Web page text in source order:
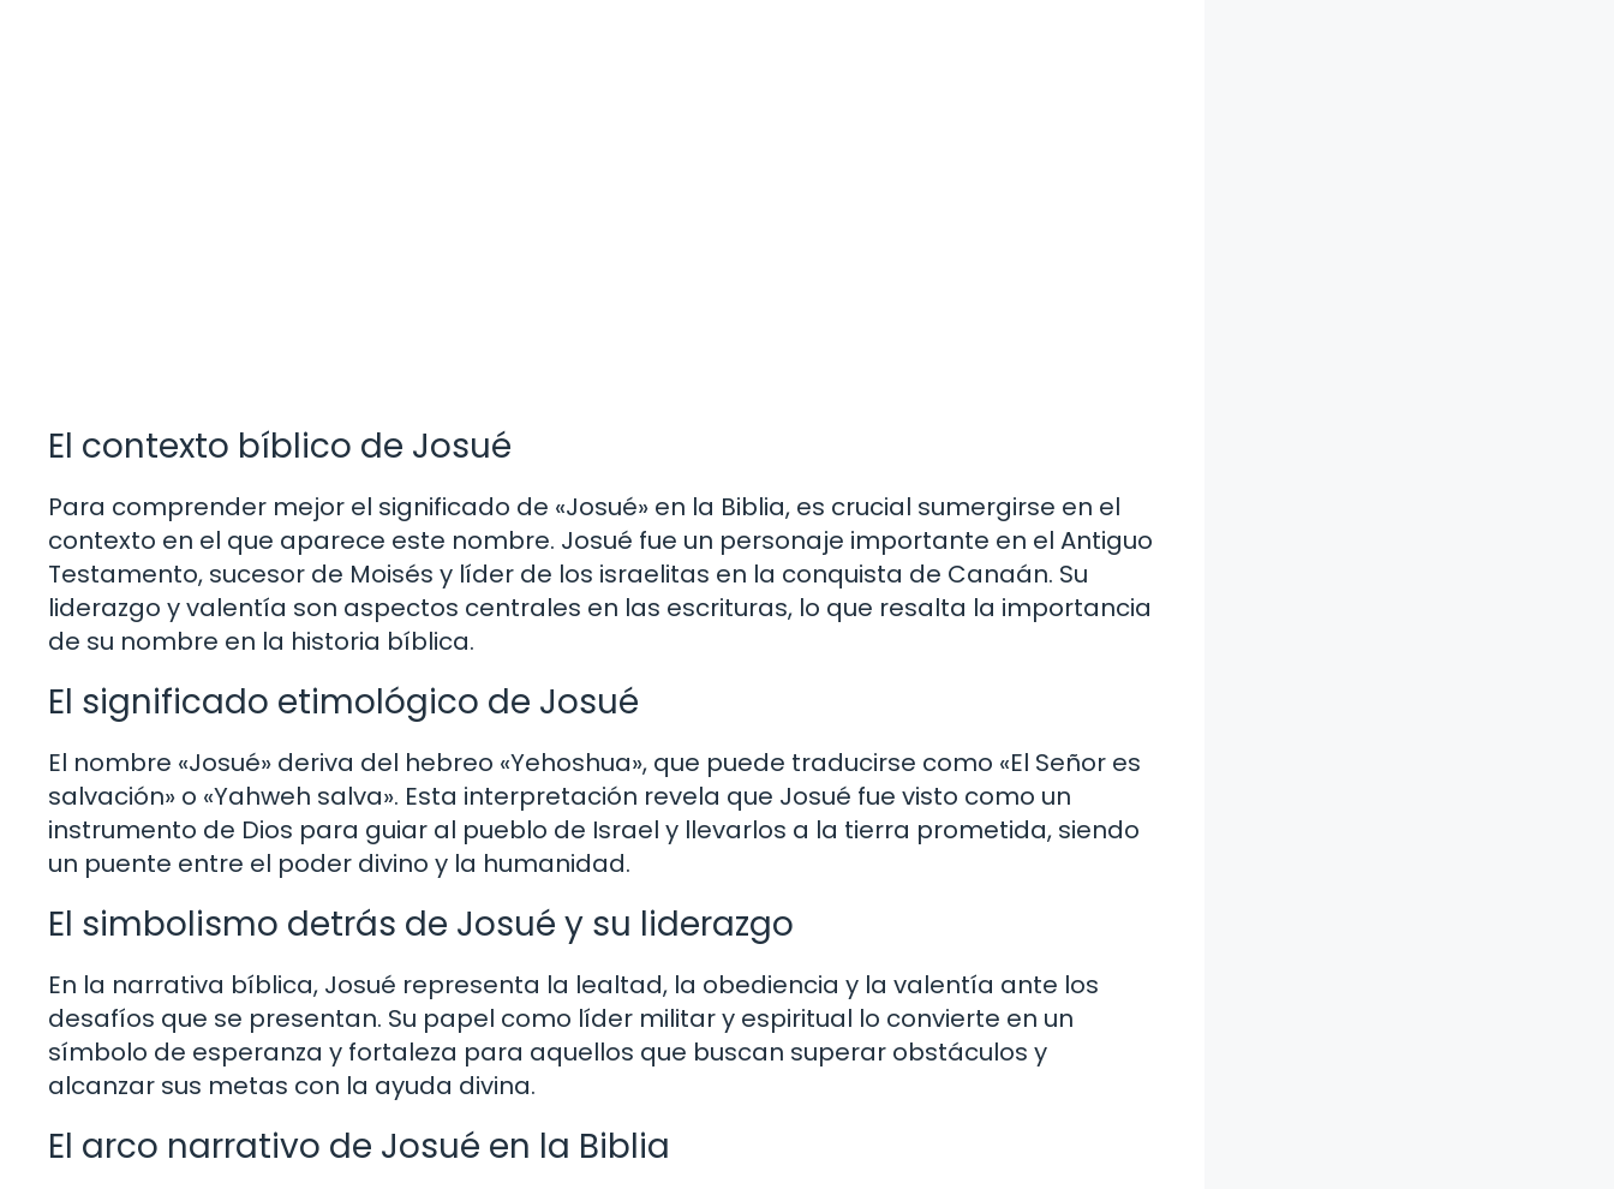
El contexto bíblico de Josué
Para comprender mejor el significado de «Josué» en la Biblia, es crucial sumergirse en el
contexto en el que aparece este nombre. Josué fue un personaje importante en el Antiguo
Testamento, sucesor de Moisés y líder de los israelitas en la conquista de Canaán. Su
liderazgo y valentía son aspectos centrales en las escrituras, lo que resalta la importancia
de su nombre en la historia bíblica.
El significado etimológico de Josué
El nombre «Josué» deriva del hebreo «Yehoshua», que puede traducirse como «El Señor es
salvación» o «Yahweh salva». Esta interpretación revela que Josué fue visto como un
instrumento de Dios para guiar al pueblo de Israel y llevarlos a la tierra prometida, siendo
un puente entre el poder divino y la humanidad.
El simbolismo detrás de Josué y su liderazgo
En la narrativa bíblica, Josué representa la lealtad, la obediencia y la valentía ante los
desafíos que se presentan. Su papel como líder militar y espiritual lo convierte en un
símbolo de esperanza y fortaleza para aquellos que buscan superar obstáculos y
alcanzar sus metas con la ayuda divina.
El arco narrativo de Josué en la Biblia